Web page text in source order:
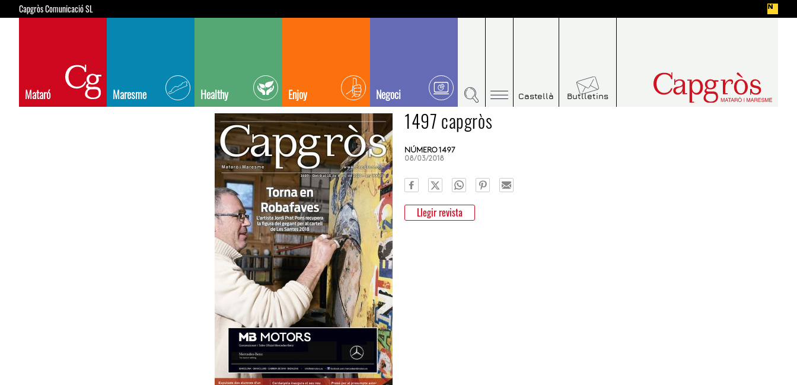
Capgròs Comunicació SL
Mataró Maresme Healthy Enjoy Negoci Castellà Butlletins
1497 capgròs
NÚMERO 1497
08/03/2018
Llegir revista